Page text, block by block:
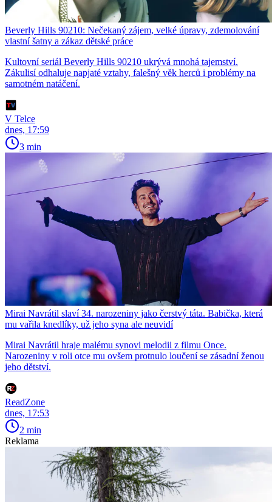
Beverly Hills 90210: Nečekaný zájem, velké úpravy, zdemolování
vlastní šatny a zákaz dětské práce
Kultovní seriál Beverly Hills 90210 ukrývá mnohá tajemství.
Zákulisí odhaluje napjaté vztahy, falešný věk herců i problémy na
samotném natáčení.
V Telce
dnes, 17:59
3 min
Mirai Navrátil slaví 34. narozeniny jako čerstvý táta. Babička, která
mu vařila knedlíky, už jeho syna ale neuvidí
Mirai Navrátil hraje malému synovi melodii z filmu Once.
Narozeniny v roli otce mu ovšem protnulo loučení se zásadní ženou
jeho dětství.
ReadZone
dnes, 17:53
2 min
Reklama